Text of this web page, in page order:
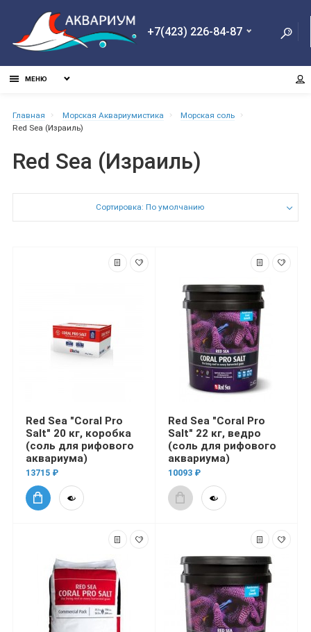
+7(423) 226-84-87
МЕНЮ
Главная Морская Аквариумистика
Морская соль
Red Sea (Израиль)
Red Sea (Израиль)
Сортировка: По умолчанию
Red Sea "Coral Pro
Salt" 20 кг, коробка
(соль для рифового
аквариума)
13715 ₽
Red Sea "Coral Pro
Salt" 22 кг, ведро
(соль для рифового
аквариума)
10093 ₽